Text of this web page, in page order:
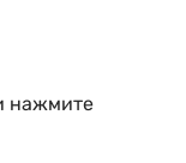
нажмите